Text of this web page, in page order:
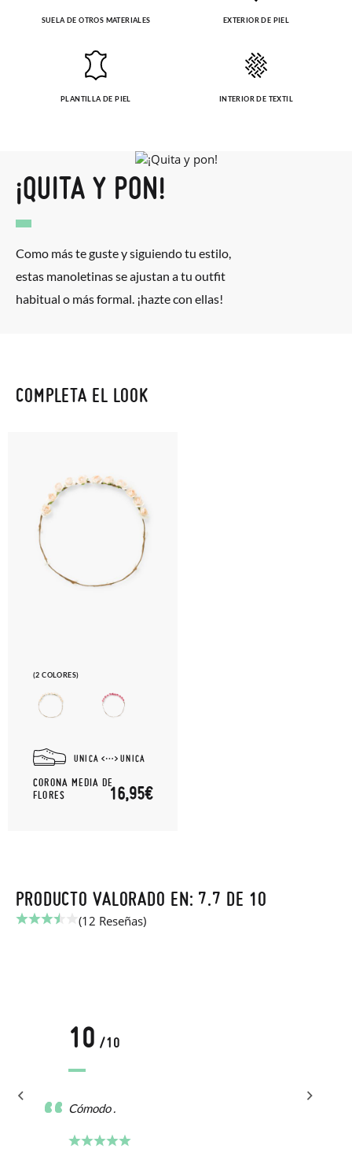
SUELA DE OTROS MATERIALES EXTERIOR DE PIEL
PLANTILLA DE PIEL INTERIOR DE TEXTIL
¡QUITA Y PON!
Como más te guste y siguiendo tu estilo,
estas manoletinas se ajustan a tu outfit
habitual o más formal. ¡hazte con ellas!
COMPLETA EL LOOK
(2 COLORES)
UNICA UNICA
CORONA MEDIA DE
FLORES
16,95€
PRODUCTO VALORADO EN: 7.7 DE 10
(12 Reseñas)
10 /10
Cómodo .